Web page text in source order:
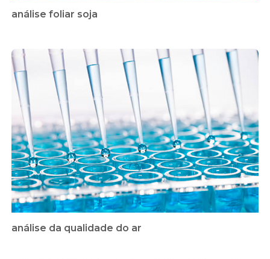
análise foliar soja
análise da qualidade do ar